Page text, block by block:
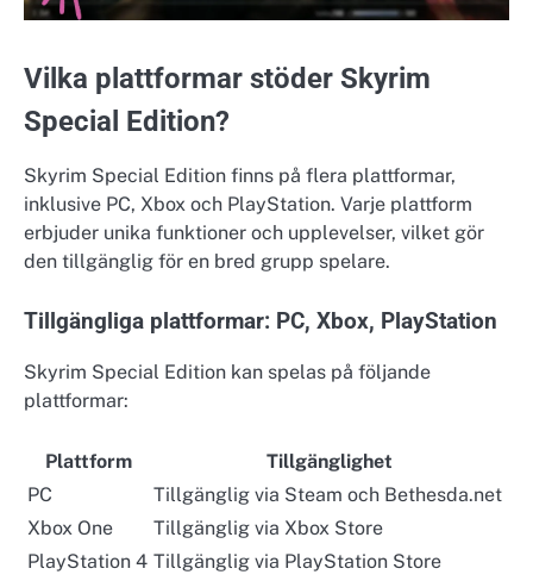
Vilka plattformar stöder Skyrim
Special Edition?
Skyrim Special Edition finns på flera plattformar,
inklusive PC, Xbox och PlayStation. Varje plattform
erbjuder unika funktioner och upplevelser, vilket gör
den tillgänglig för en bred grupp spelare.
Tillgängliga plattformar: PC, Xbox, PlayStation
Skyrim Special Edition kan spelas på följande
plattformar:
Plattform
Tillgänglighet
PC
Tillgänglig via Steam och Bethesda.net
Xbox One
Tillgänglig via Xbox Store
PlayStation 4 Tillgänglig via PlayStation Store